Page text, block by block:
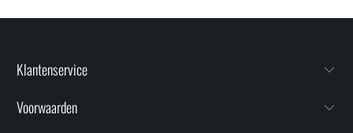
Klantenservice
Voorwaarden